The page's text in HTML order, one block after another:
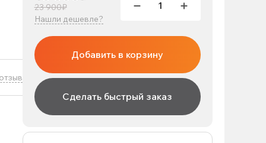
23 900₽
Нашли дешевле?
Добавить в корзину
Сделать быстрый заказ